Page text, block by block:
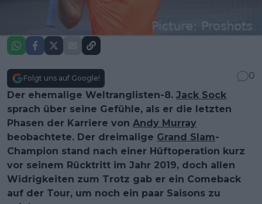
Folgt uns auf Google!
0
Der ehemalige Weltranglisten-8. Jack Sock
sprach über seine Gefühle, als er die letzten
Phasen der Karriere von Andy Murray
beobachtete. Der dreimalige Grand Slam-
Champion stand nach einer Hüftoperation kurz
vor seinem Rücktritt im Jahr 2019, doch allen
Widrigkeiten zum Trotz gab er ein Comeback
auf der Tour, um noch ein paar Saisons zu